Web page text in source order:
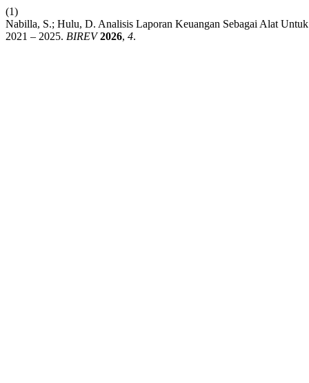
(1)
Nabilla, S.; Hulu, D. Analisis Laporan Keuangan Sebagai Alat
2021 – 2025. BIREV 2026, 4.